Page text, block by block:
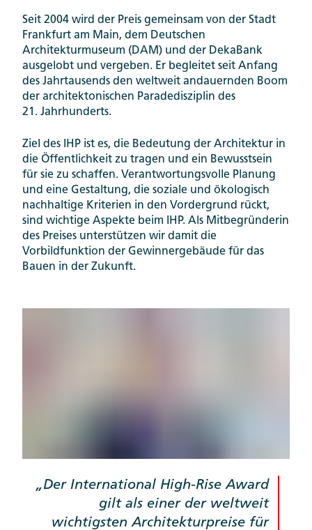
Seit 2004 wird der Preis gemeinsam von der Stadt
Frankfurt am Main, dem Deutschen
Architekturmuseum (DAM) und der DekaBank
ausgelobt und vergeben. Er begleitet seit Anfang
des Jahrtausends den weltweit andauernden Boom
der architektonischen Paradedisziplin des
21. Jahrhunderts.
Ziel des IHP ist es, die Bedeutung der Architektur in
die Öffentlichkeit zu tragen und ein Bewusstsein
für sie zu schaffen. Verantwortungsvolle Planung
und eine Gestaltung, die soziale und ökologisch
nachhaltige Kriterien in den Vordergrund rückt,
sind wichtige Aspekte beim IHP. Als Mitbegründerin
des Preises unterstützen wir damit die
Vorbildfunktion der Gewinnergebäude für das
Bauen in der Zukunft.
Der International High-Rise Award
gilt als einer der weltweit
wichtigsten Architekturpreise für